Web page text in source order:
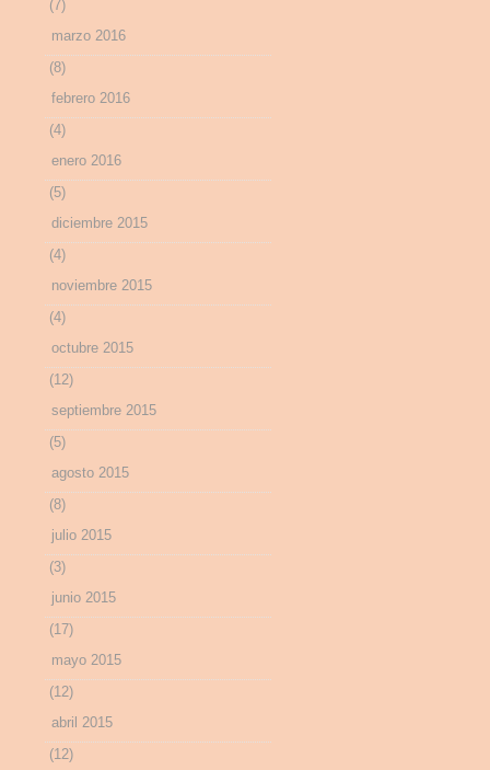
(7)
marzo 2016
(8)
febrero 2016
(4)
enero 2016
(5)
diciembre 2015
(4)
noviembre 2015
(4)
octubre 2015
(12)
septiembre 2015
(5)
agosto 2015
(8)
julio 2015
(3)
junio 2015
(17)
mayo 2015
(12)
abril 2015
(12)